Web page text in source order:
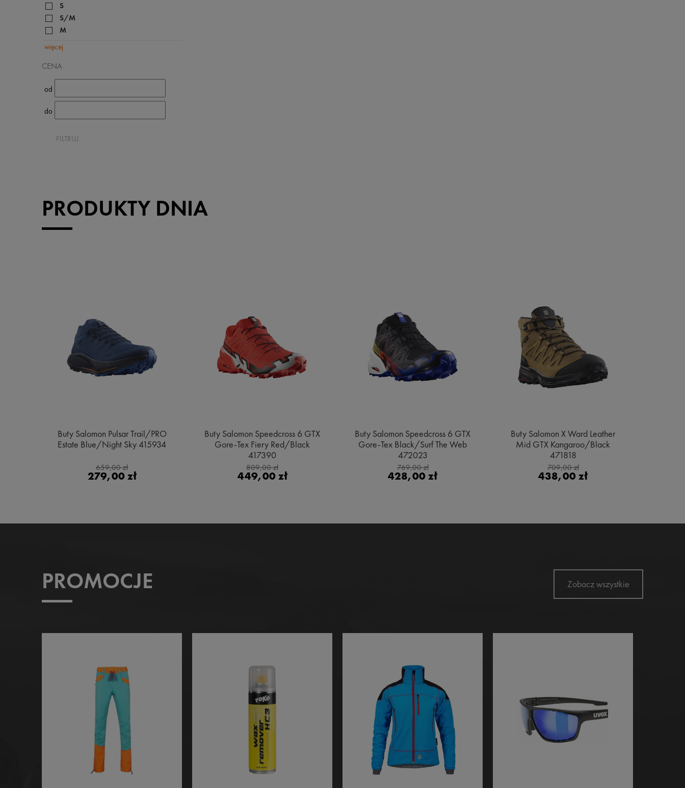
S
S/M
M
więcej
CENA
od
do
FILTRUJ
PRODUKTY DNIA
Buty Salomon Pulsar Trail/PRO
Estate Blue/Night Sky 415934
659,00 zł
279,00 zł
Buty Salomon Speedcross 6 GTX
Gore-Tex Fiery Red/Black
417390
809,00 zł
449,00 zł
Buty Salomon Speedcross 6 GTX
Gore-Tex Black/Surf The Web
472023
769,00 zł
428,00 zł
Buty Salomon X Ward Leather
Mid GTX Kangaroo/Black
471818
709,00 zł
438,00 zł
PROMOCJE Zobacz wszystkie